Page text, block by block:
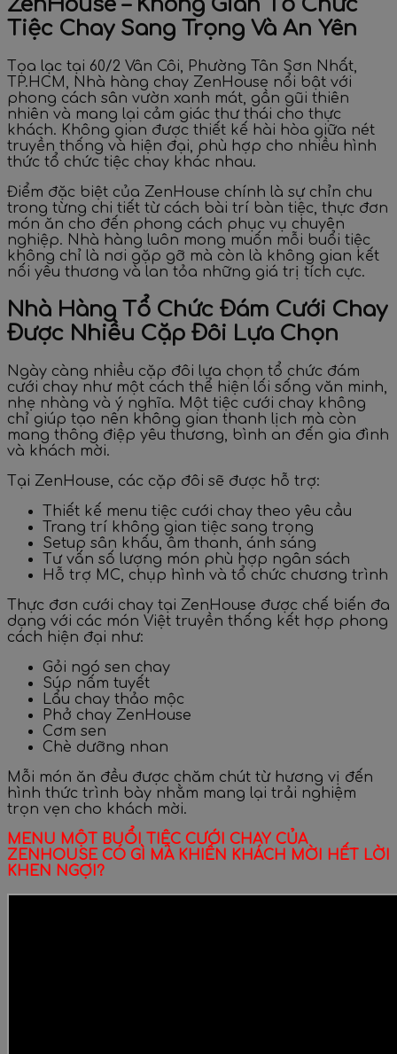
Tiệc Chay Sang Trọng Và An Yên
Tọa lạc tại 60/2 Vân Côi, Phường Tân Sơn Nhất,
TP.HCM, Nhà hàng chay ZenHouse nổi bật với
phong cách sân vườn xanh mát, gần gũi thiên
nhiên và mang lại cảm giác thư thái cho thực
khách. Không gian được thiết kế hài hòa giữa nét
truyền thống và hiện đại, phù hợp cho nhiều hình
thức tổ chức tiệc chay khác nhau.
Điểm đặc biệt của ZenHouse chính là sự chỉn chu
trong từng chi tiết từ cách bài trí bàn tiệc, thực đơn
món ăn cho đến phong cách phục vụ chuyên
nghiệp. Nhà hàng luôn mong muốn mỗi buổi tiệc
không chỉ là nơi gặp gỡ mà còn là không gian kết
nối yêu thương và lan tỏa những giá trị tích cực.
Nhà Hàng Tổ Chức Đám Cưới Chay
Được Nhiều Cặp Đôi Lựa Chọn
Ngày càng nhiều cặp đôi lựa chọn tổ chức đám
cưới chay như một cách thể hiện lối sống văn minh,
nhẹ nhàng và ý nghĩa. Một tiệc cưới chay không
chỉ giúp tạo nên không gian thanh lịch mà còn
mang thông điệp yêu thương, bình an đến gia đình
và khách mời.
Tại ZenHouse, các cặp đôi sẽ được hỗ trợ:
Thiết kế menu tiệc cưới chay theo yêu cầu
Trang trí không gian tiệc sang trọng
Setup sân khấu, âm thanh, ánh sáng
Tư vấn số lượng món phù hợp ngân sách
Hỗ trợ MC, chụp hình và tổ chức chương trình
Thực đơn cưới chay tại ZenHouse được chế biến đa
dạng với các món Việt truyền thống kết hợp phong
cách hiện đại như:
Gỏi ngó sen chay
Súp nấm tuyết
Lẩu chay thảo mộc
Phở chay ZenHouse
Cơm sen
Chè dưỡng nhan
Mỗi món ăn đều được chăm chút từ hương vị đến
hình thức trình bày nhằm mang lại trải nghiệm
trọn vẹn cho khách mời.
MENU MỘT BUỔI TIỆC CƯỚI CHAY CỦA
ZENHOUSE CÓ GÌ MÀ KHIẾN KHÁCH MỜI HẾT LỜI
KHEN NGỢI?